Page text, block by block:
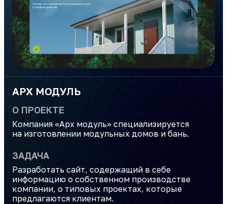
АРХ МОДУЛЬ
О ПРОЕКТЕ
Компания «Арх модуль» специализируется
на изготовлении модульных домов и бань.
ЗАДАЧА
Разработать сайт, содержащий в себе
информацию о собственном производстве
компании, о типовых проектах, которые
предлагаются клиентам.